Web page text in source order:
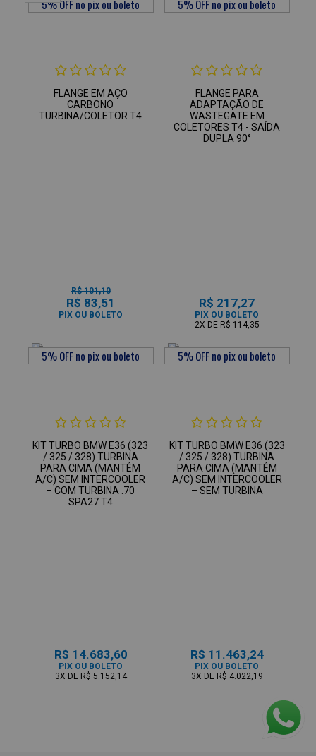
FLANGE EM AÇO
CARBONO
TURBINA/COLETOR T4
R$ 101,10
R$ 83,51
PIX OU BOLETO
FLANGE PARA
ADAPTAÇÃO DE
WASTEGATE EM
COLETORES T4 - SAÍDA
DUPLA 90°
R$ 217,27
PIX OU BOLETO
2X DE R$ 114,35
KIT TURBO BMW E36 (323
/ 325 / 328) TURBINA
PARA CIMA (MANTÉM
A/C) SEM INTERCOOLER
– COM TURBINA .70
SPA27 T4
R$ 14.683,60
PIX OU BOLETO
3X DE R$ 5.152,14
KIT TURBO BMW E36 (323
/ 325 / 328) TURBINA
PARA CIMA (MANTÉM
A/C) SEM INTERCOOLER
– SEM TURBINA
R$ 11.463,24
PIX OU BOLETO
3X DE R$ 4.022,19